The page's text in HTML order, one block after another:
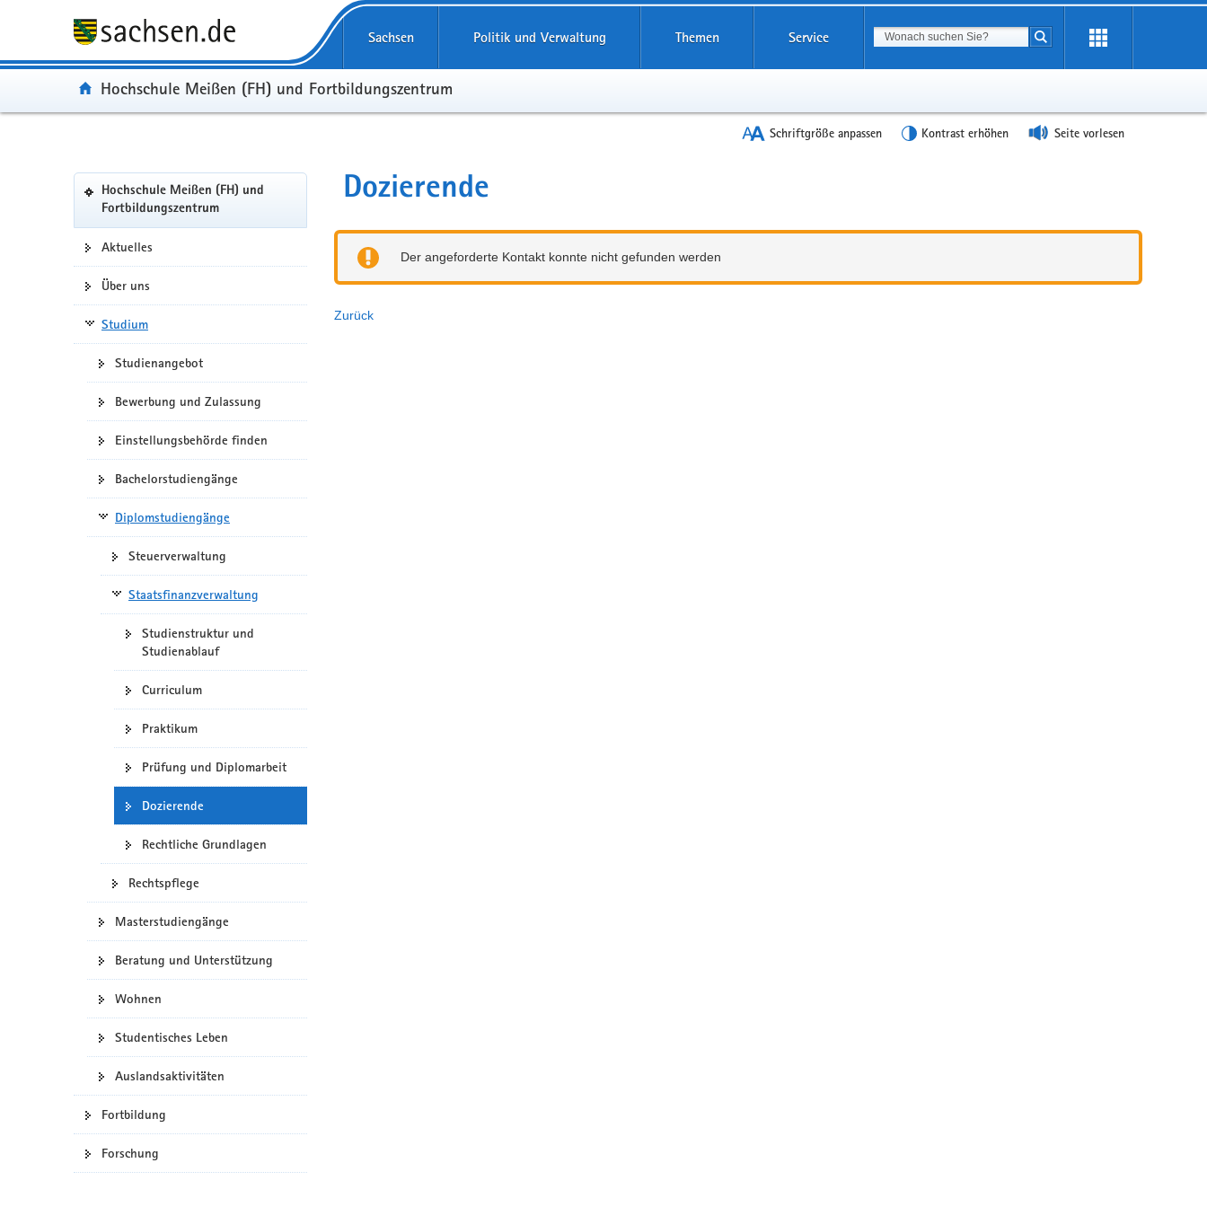
Sachsen Politik und Verwaltung Themen Service Suchbegriff
Suche starten
Portal:
Hochschule Meißen (FH) und Fortbildungszentrum
Schriftgröße anpassen Kontrast erhöhen Seite vorlesen
Portalnavigation
Hochschule Meißen (FH) und
Fortbildungszentrum(in
eigenes
Aktuelles
Über uns
Studium
Studienangebot
Bewerbung und Zulassung
Einstellungsbehörde finden
Bachelorstudiengänge
Diplomstudiengänge
Steuerverwaltung
Staatsfinanzverwaltung
Studienstruktur und
Studienablauf
Curriculum
Praktikum
Prüfung und Diplomarbeit
Dozierende
Rechtliche Grundlagen
Rechtspflege
Masterstudiengänge
Beratung und Unterstützung
Wohnen
Studentisches Leben
Auslandsaktivitäten
Fortbildung
Forschung
Dozierende
Der angeforderte Kontakt konnte nicht gefunden werden
Zurück